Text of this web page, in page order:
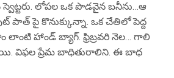
స్వెట్టరు. లోపల ఒక పొడవైన బనీను…ఆ
పాత్ పై కొనుక్కున్నా. ఒక చేతిలో పెద్ద
లాంటి హాండ్ బ్యాగ్. ఫ్రిబ్రవరి నెల… గాలి
విఫల ప్రేమ బాధితురాలిని. ఈ బాధ